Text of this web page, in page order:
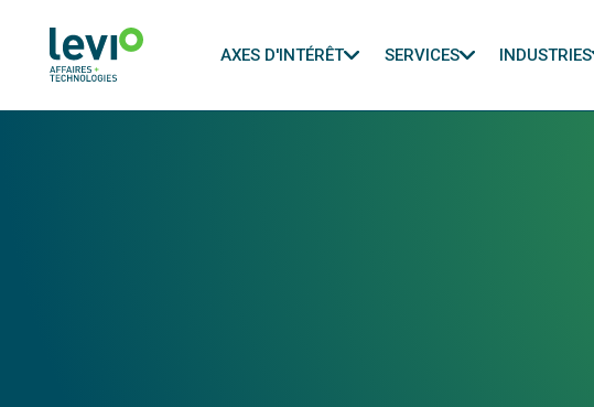
AXES D'INTÉRÊT SERVICES INDUSTRIES